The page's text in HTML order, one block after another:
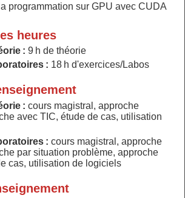
programmation sur GPU avec CUDA
heures
: 9 h de théorie
: 18 h d'exercices/Labos
: cours magistral, approche
avec TIC, étude de cas, utilisation
: cours magistral, approche
par situation problème, approche
cas, utilisation de logiciels